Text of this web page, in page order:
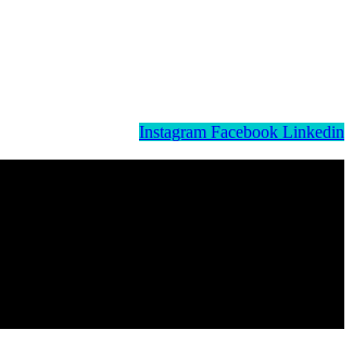
Instagram Facebook Linkedin